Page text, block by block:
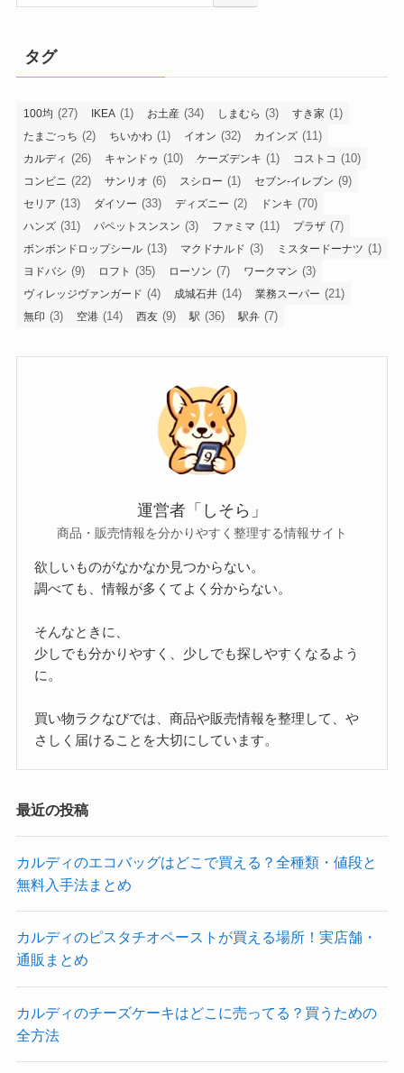
タグ
100均 (27) IKEA (1) お土産 (34) しまむら (3) すき家 (1)
たまごっち (2) ちいかわ (1) イオン (32) カインズ (11)
カルディ (26) キャンドゥ (10) ケーズデンキ (1) コストコ (10)
コンビニ (22) サンリオ (6) スシロー (1) セブン-イレブン (9)
セリア (13) ダイソー (33) ディズニー (2) ドンキ (70)
ハンズ (31) パペットスンスン (3) ファミマ (11) プラザ (7)
ボンボンドロップシール (13) マクドナルド (3) ミスタードーナツ (1)
ヨドバシ (9) ロフト (35) ローソン (7) ワークマン (3)
ヴィレッジヴァンガード (4) 成城石井 (14) 業務スーパー (21)
無印 (3) 空港 (14) 西友 (9) 駅 (36) 駅弁 (7)
運営者「しそら」
商品・販売情報を分かりやすく整理する情報サイト
欲しいものがなかなか見つからない。
調べても、情報が多くてよく分からない。
そんなときに、
少しでも分かりやすく、少しでも探しやすくなるよう
に。
買い物ラクなびでは、商品や販売情報を整理して、や
さしく届けることを大切にしています。
最近の投稿
カルディのエコバッグはどこで買える？全種類・値段と
無料入手法まとめ
カルディのピスタチオペーストが買える場所！実店舗・
通販まとめ
カルディのチーズケーキはどこに売ってる？買うための
全方法